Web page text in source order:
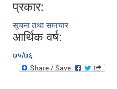
प्रकार:
सूचना तथा समाचार
आर्थिक वर्ष:
७५/७६